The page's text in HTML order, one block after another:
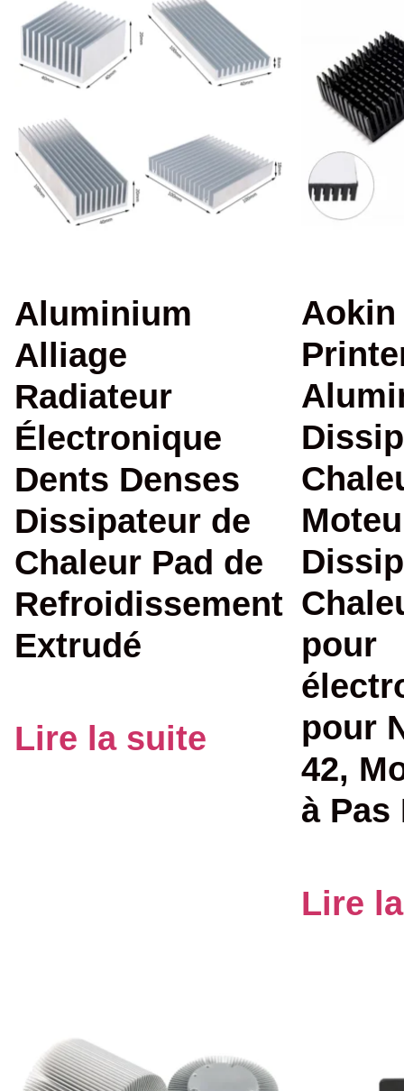
Aluminium
Alliage
Radiateur
Électronique
Dents Denses
Dissipateur de
Chaleur Pad de
Refroidissement
Extrudé
Lire la suite
Aokin
pour
pour
42,
à Pas
Lire